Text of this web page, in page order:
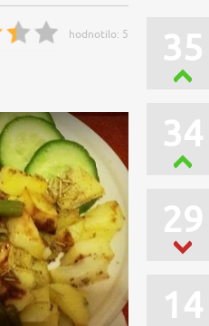
hodnotilo: 5 35
34
29
14